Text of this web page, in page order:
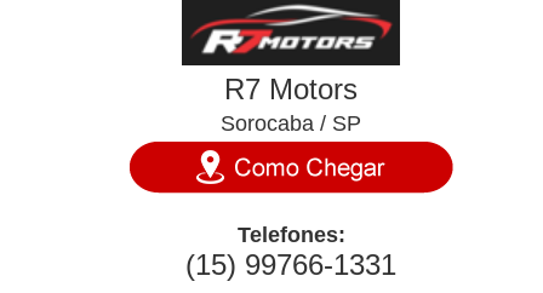
R7 Motors
Sorocaba / SP
Telefones:
(15) 99766-1331